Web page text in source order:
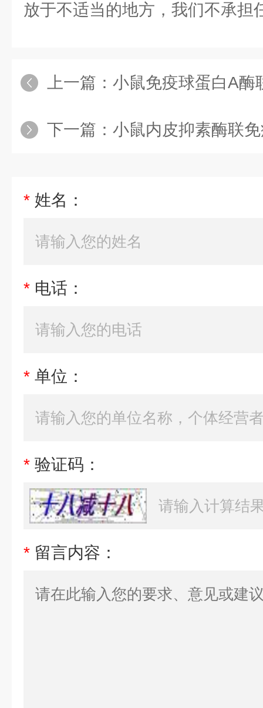
放于不适当的地方，我们不承担
上一篇： 小鼠免疫球蛋白A酶联
下一篇： 小鼠内皮抑素酶联
* 姓名：
* 电话：
* 单位：
* 验证码：
* 留言内容：